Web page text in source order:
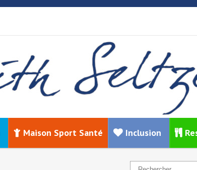
Maison Sport Santé Inclusion